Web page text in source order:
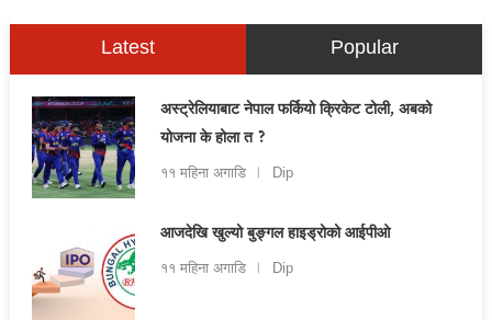
Latest Popular
अस्ट्रेलियाबाट नेपाल फर्कियो क्रिकेट टोली, अबको
योजना के होला त ?
११ महिना अगाडि Dip
आजदेखि खुल्यो बुङ्गल हाइड्रोको आईपीओ
११ महिना अगाडि Dip